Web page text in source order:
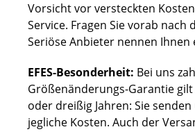
Vorsicht vor versteckten
Service. Fragen Sie vorab
Seriöse Anbieter nennen
EFES-Besonderheit: Bei uns
Größenänderungs-Garantie gilt
oder dreißig Jahren: Sie
jegliche Kosten. Auch der